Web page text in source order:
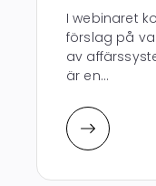
I webinaret
förslag på
av
är en...